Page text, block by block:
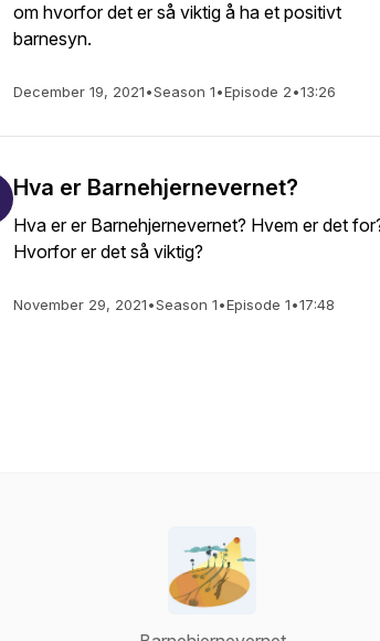
om hvorfor det er så viktig å ha et positivt
barnesyn.
December 19, 2021•Season 1•Episode 2•13:26
Hva er Barnehjernevernet?
Hva er er Barnehjernevernet? Hvem er det
Hvorfor er det så viktig?
November 29, 2021•Season 1•Episode 1•17:48